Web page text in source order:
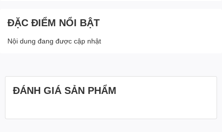
ĐẶC ĐIỂM NỔI BẬT
Nội dung đang được cập nhật
ĐÁNH GIÁ SẢN PHẨM